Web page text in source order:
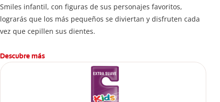
Smiles infantil, con figuras de sus personajes favoritos,
lograrás que los más pequeños se diviertan y disfruten cada
vez que cepillen sus dientes.
Descubre más